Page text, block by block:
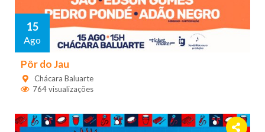
15
Ago
Pôr do Jau
Chácara Baluarte
764 visualizações